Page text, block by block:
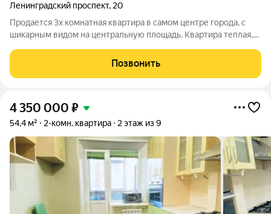
Ленинградский проспект, 20
Продается 3х комнатная квартира в самом центре города, с
шикарным видом на центральную площадь. Квартира теплая,
раздельный, стены и пол выложены кафельной плиткой.
Установлены счетчики. Соседи
Позвонить
4 350 000 ₽
54,4 м² 2-комн. квартира 2 этаж из 9